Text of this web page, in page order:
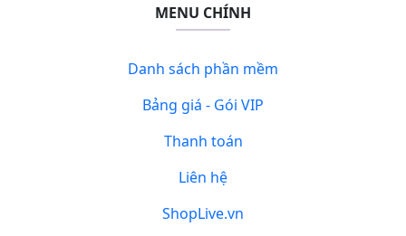
MENU CHÍNH
Danh sách phần mềm
Bảng giá - Gói VIP
Thanh toán
Liên hệ
ShopLive.vn